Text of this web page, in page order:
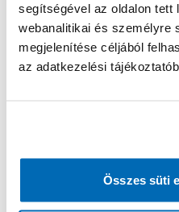
segítségével az oldalon tett
webanalitikai és személyre
megjelenítése céljából
az adatkezelési
Összes süti